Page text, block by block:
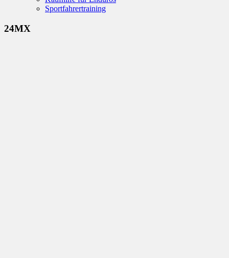
Sportfahrertraining
24MX